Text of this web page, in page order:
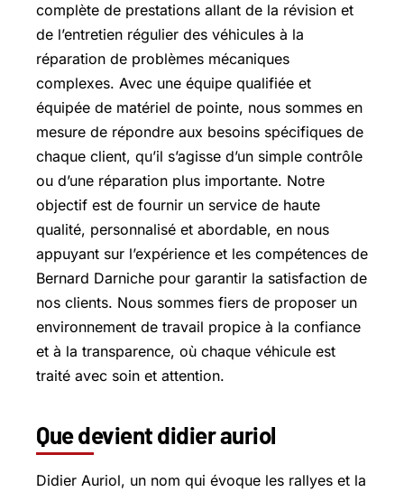
complète de prestations allant de la révision et
de l’entretien régulier des véhicules à la
réparation de problèmes mécaniques
complexes. Avec une équipe qualifiée et
équipée de matériel de pointe, nous sommes en
mesure de répondre aux besoins spécifiques de
chaque client, qu’il s’agisse d’un simple contrôle
ou d’une réparation plus importante. Notre
objectif est de fournir un service de haute
qualité, personnalisé et abordable, en nous
appuyant sur l’expérience et les compétences de
Bernard Darniche pour garantir la satisfaction de
nos clients. Nous sommes fiers de proposer un
environnement de travail propice à la confiance
et à la transparence, où chaque véhicule est
traité avec soin et attention.
Que devient didier auriol
Didier Auriol, un nom qui évoque les rallyes et la